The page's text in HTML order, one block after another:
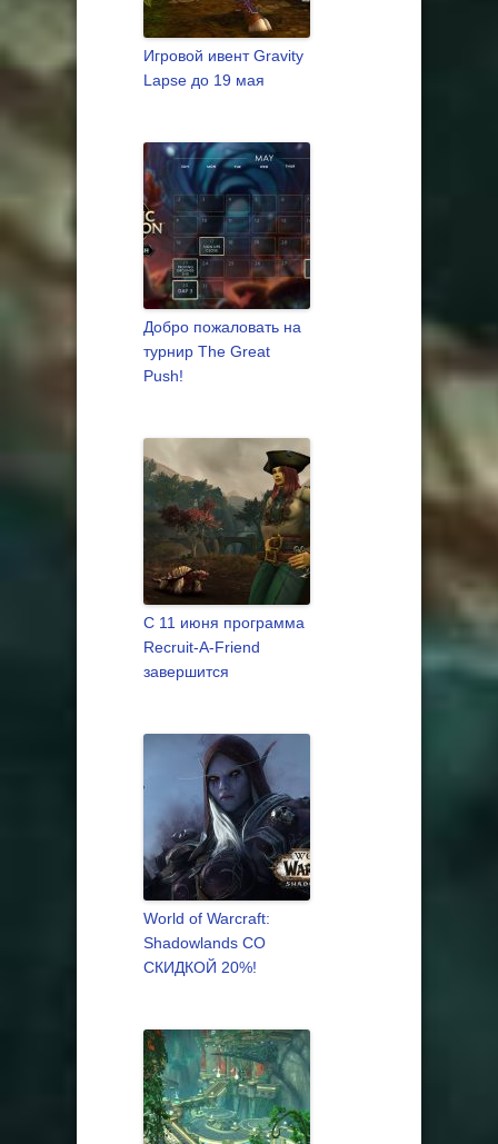
Игровой ивент Gravity
Lapse до 19 мая
Добро пожаловать на
турнир The Great
Push!
С 11 июня программа
Recruit-A-Friend
завершится
World of Warcraft:
Shadowlands СО
СКИДКОЙ 20%!